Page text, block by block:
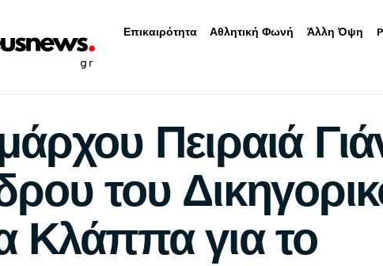
Επικαιρότητα Αθλητική Φωνή Άλλη Όψη
Πειραιά
του
Κλάππα για το